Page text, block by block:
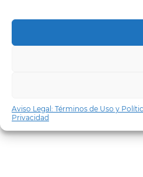
Aviso Legal: Términos de Uso y
Privacidad